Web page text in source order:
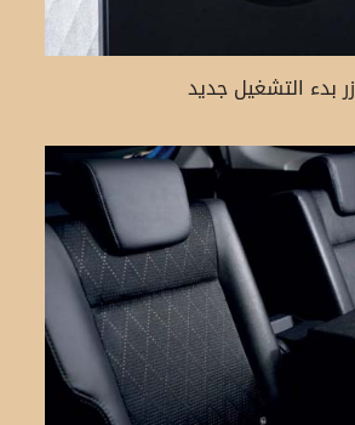
زر بدء التشغيل جديد